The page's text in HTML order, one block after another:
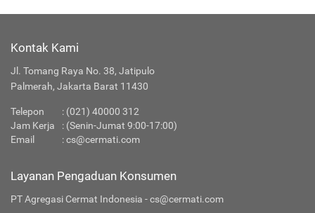
Kontak Kami
Jl. Tomang Raya No. 38, Jatipulo
Palmerah, Jakarta Barat 11430
Telepon : (021) 40000 312
Jam Kerja
: (Senin-Jumat 9:00-17:00)
Email
:cs@cermati.com
Layanan Pengaduan Konsumen
PT Agregasi Cermat Indonesia - cs@cermati.com